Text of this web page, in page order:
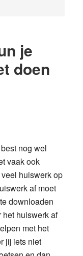
je
doen
nog wel
vaak ook
huiswerk op
af moet
downloaden
huiswerk af
met het
jij iets niet